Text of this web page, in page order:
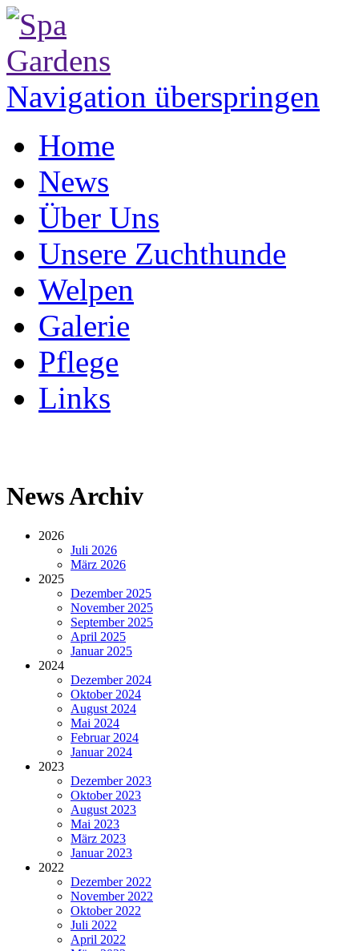
Navigation überspringen
Home
News
Über Uns
Unsere Zuchthunde
Welpen
Galerie
Pflege
Links
News Archiv
2026
Juli 2026
März 2026
2025
Dezember 2025
November 2025
September 2025
April 2025
Januar 2025
2024
Dezember 2024
Oktober 2024
August 2024
Mai 2024
Februar 2024
Januar 2024
2023
Dezember 2023
Oktober 2023
August 2023
Mai 2023
März 2023
Januar 2023
2022
Dezember 2022
November 2022
Oktober 2022
Juli 2022
April 2022